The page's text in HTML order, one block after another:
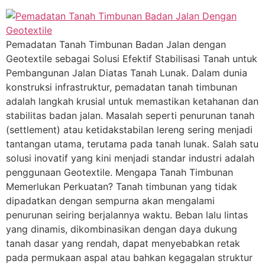
Pemadatan Tanah Timbunan Badan Jalan dengan
Geotextile sebagai Solusi Efektif Stabilisasi Tanah untuk
Pembangunan Jalan Diatas Tanah Lunak. Dalam dunia
konstruksi infrastruktur, pemadatan tanah timbunan
adalah langkah krusial untuk memastikan ketahanan dan
stabilitas badan jalan. Masalah seperti penurunan tanah
(settlement) atau ketidakstabilan lereng sering menjadi
tantangan utama, terutama pada tanah lunak. Salah satu
solusi inovatif yang kini menjadi standar industri adalah
penggunaan Geotextile. Mengapa Tanah Timbunan
Memerlukan Perkuatan? Tanah timbunan yang tidak
dipadatkan dengan sempurna akan mengalami
penurunan seiring berjalannya waktu. Beban lalu lintas
yang dinamis, dikombinasikan dengan daya dukung
tanah dasar yang rendah, dapat menyebabkan retak
pada permukaan aspal atau bahkan kegagalan struktur